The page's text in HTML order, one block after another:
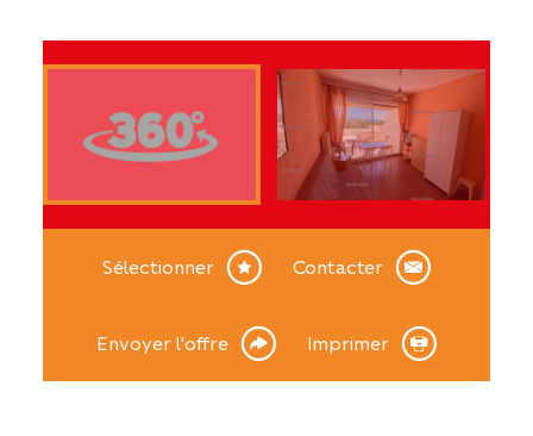
Sélectionner Contacter
Envoyer l'offre Imprimer